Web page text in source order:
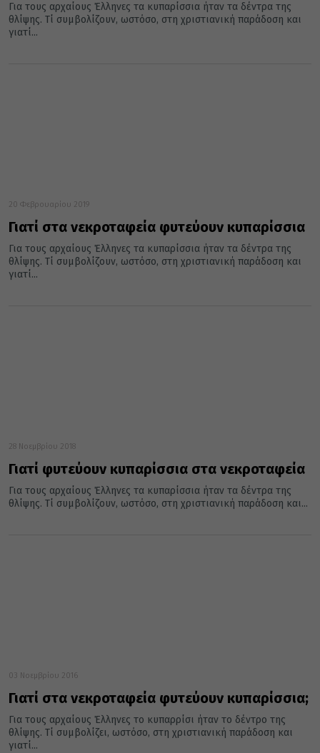
Για τους αρχαίους Έλληνες τα κυπαρίσσια ήταν τα δέντρα της
θλίψης. Τί συμβολίζουν, ωστόσο, στη χριστιανική παράδοση και
γιατί...
20 Φεβρουαρίου 2019
Γιατί στα νεκροταφεία φυτεύουν κυπαρίσσια
Για τους αρχαίους Έλληνες τα κυπαρίσσια ήταν τα δέντρα της
θλίψης. Τί συμβολίζουν, ωστόσο, στη χριστιανική παράδοση και
γιατί...
28 Νοεμβρίου 2018
Γιατί φυτεύουν κυπαρίσσια στα νεκροταφεία
Για τους αρχαίους Έλληνες τα κυπαρίσσια ήταν τα δέντρα της
θλίψης. Τί συμβολίζουν, ωστόσο, στη χριστιανική παράδοση και...
03 Νοεμβρίου 2016
Γιατί στα νεκροταφεία φυτεύουν κυπαρίσσια;
Για τους αρχαίους Έλληνες το κυπαρρίσι ήταν το δέντρο της
θλίψης. Τί συμβολίζει, ωστόσο, στη χριστιανική παράδοση και
γιατί...